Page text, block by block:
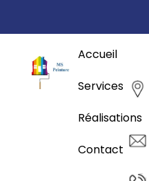
Accueil
Services
Réalisations
Contact